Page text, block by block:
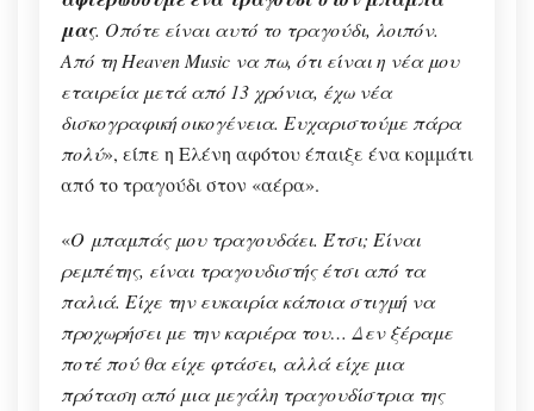
μας. Οπότε είναι αυτό το τραγούδι, λοιπόν.
Από τη Heaven Music να πω, ότι είναι η νέα μου
εταιρεία μετά από 13 χρόνια, έχω νέα
δισκογραφική οικογένεια. Ευχαριστούμε πάρα
πολύ», είπε η Ελένη αφότου έπαιξε ένα κομμάτι
από το τραγούδι στον «αέρα».
«Ο μπαμπάς μου τραγουδάει. Έτσι; Είναι
ρεμπέτης, είναι τραγουδιστής έτσι από τα
παλιά. Είχε την ευκαιρία κάποια στιγμή να
προχωρήσει με την καριέρα του… Δεν ξέραμε
ποτέ πού θα είχε φτάσει, αλλά είχε μια
πρόταση από μια μεγάλη τραγουδίστρια της